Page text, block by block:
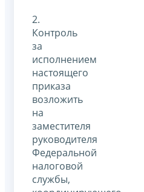
2.
Контроль
за
исполнением
настоящего
приказа
возложить
на
заместителя
руководителя
Федеральной
налоговой
службы,